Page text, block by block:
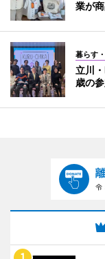
業が
暮らす
立川
歳の